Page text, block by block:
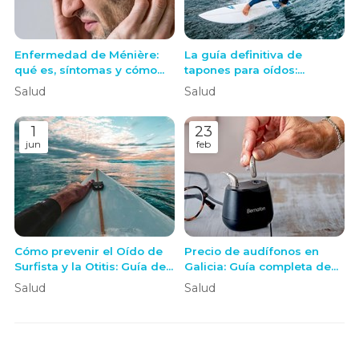
Enfermedad de Ménière:
qué es, síntomas y cómo
actuar ante una crisis
Salud
La guía definitiva de
tapones para oídos:
Protege tu audición con
perderte nada del entorno
Salud
1
jun
Cómo prevenir el Oído de
Surfista y la Otitis: Guía de
Protección para Surf y otros
Salud
23
feb
Precio de audífonos en
Galicia: Guía completa de
costes y servicios en OE+
Salud